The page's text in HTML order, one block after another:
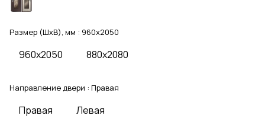
Размер (ШхВ), мм : 960x2050
960x2050 880x2080
Направление двери : Правая
Правая Левая